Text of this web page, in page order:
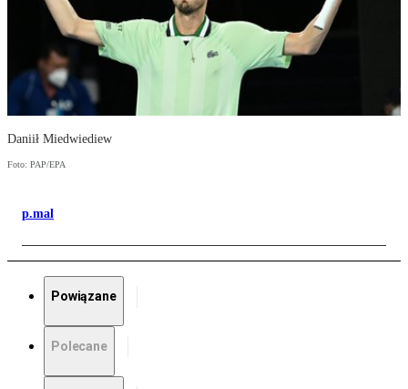
Daniił Miedwiediew
Foto: PAP/EPA
p.mal
Powiązane
Polecane